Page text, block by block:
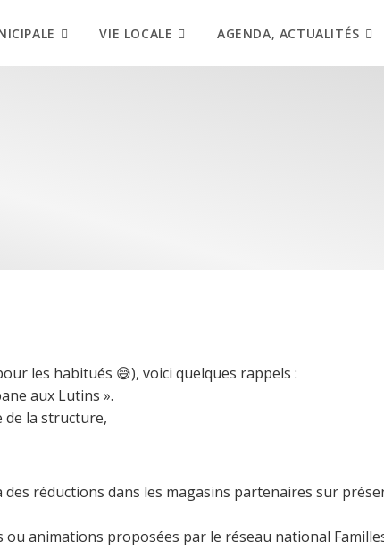
VIE LOCALE AGENDA, ACTUALITÉS
les habitués 😅), voici quelques rappels :
aux Lutins ».
de la structure,
réductions dans les magasins partenaires sur
animations proposées par le réseau national